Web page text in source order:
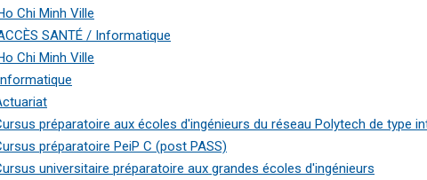
Chi Minh Ville
SANTÉ / Informatique
Chi Minh Ville
préparatoire aux écoles d'ingénieurs du réseau Polytech de type
préparatoire PeiP C (post PASS)
universitaire préparatoire aux grandes écoles d'ingénieurs